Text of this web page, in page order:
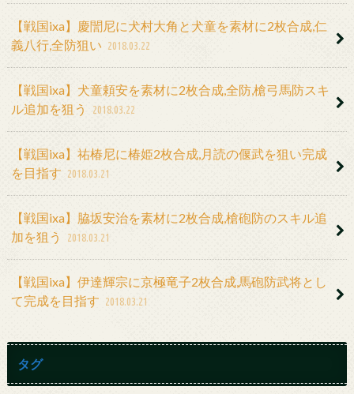
【戦国ixa】慶誾尼に犬村大角と犬童を素材に2枚合成,仁
義八行,全防狙い 2018.03.22
【戦国ixa】犬童頼安を素材に2枚合成,全防,槍弓馬防スキ
ル追加を狙う
2018.03.22
【戦国ixa】祐椿尼に椿姫2枚合成,月読の偃武を狙い完成
を目指す 2018.03.21
【戦国ixa】脇坂安治を素材に2枚合成,槍砲防のスキル追
加を狙う
2018.03.21
【戦国ixa】伊達輝宗に京極竜子2枚合成,馬砲防武将とし
て完成を目指す 2018.03.21
タグ